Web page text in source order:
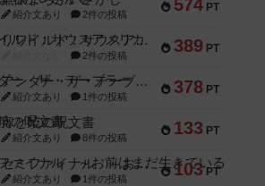
574 PT
紹介文あり 2件の投稿
389 PT
リワイルド：サウスアメリカ
2件の投稿
378 PT
アンダー・ザ・テーブラー
紹介文あり 1件の投稿
133 PT
宵と暁の呪文書
紹介文あり 8件の投稿
103 PT
セミファイナル ～お前はまだ生きている～
紹介文あり 1件の投稿